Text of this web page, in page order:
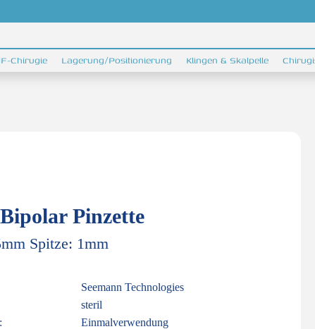
Chirugie Lagerung/Positionierung Klingen & Skalpelle
Pinzette
Spitze: 1mm
Seemann Technologies
steril
Einmalverwendung